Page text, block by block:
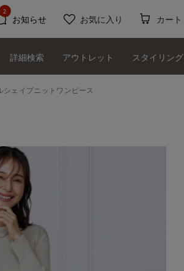
お知らせ
2
お気に入り カート
詳細検索 アウトレット スタイリング
シェイプニットワンピース